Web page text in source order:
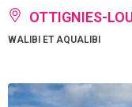
OTTIGNIES-
WALIBI ET AQUALIBI